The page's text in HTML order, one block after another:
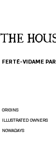
THE
FERTÉ-VIDAME
ORIGINS
ILLUSTRATED OWNERS
NOWADAYS